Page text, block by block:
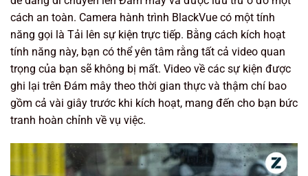
cách an toàn. Camera hành trình BlackVue có một tính
năng gọi là Tải lên sự kiện trực tiếp. Bằng cách kích hoạt
tính năng này, bạn có thể yên tâm rằng tất cả video quan
trọng của bạn sẽ không bị mất. Video về các sự kiện được
ghi lại trên Đám mây theo thời gian thực và thậm chí bao
gồm cả vài giây trước khi kích hoạt, mang đến cho bạn bức
tranh hoàn chỉnh về vụ việc.